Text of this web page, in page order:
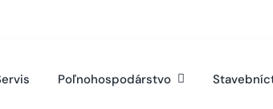
Poľnohospodárstvo